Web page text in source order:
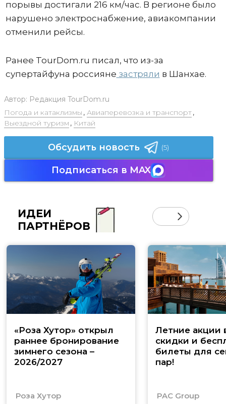
порывы достигали 216 км/час. В регионе было
нарушено электроснабжение, авиакомпании
отменили рейсы.
Ранее TourDom.ru писал, что из-за
супертайфуна россияне застряли в Шанхае.
Автор: Редакция TourDom.ru
Погода и катаклизмы , Авиаперевозка и транспорт,
Выездной туризм , Китай
Обсудить новость (5)
Подписаться в MAX
ИДЕИ
ПАРТНЁРОВ
«Роза Хутор» открыл
раннее бронирование
зимнего сезона –
2026/2027
Роза Хутор
Летние акции
скидки и
билеты для
пар!
PAC Group